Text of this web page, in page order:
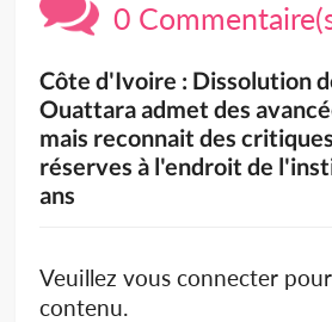
0
Côte d'Ivoire : Dissolution
Ouattara admet des
mais reconnait des
réserves à l'endroit de
ans
Veuillez vous connecter
contenu.